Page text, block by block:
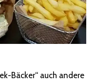
Bäcker“ auch andere